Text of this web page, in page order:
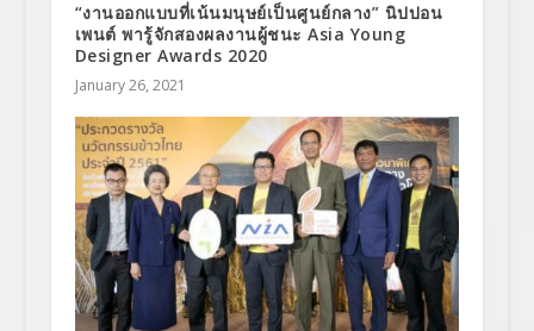
“งานออกแบบที่เน้นมนุษย์เป็นศูนย์กลาง” นิปปอน
เพนต์ พารู้จักสองผลงานผู้ชนะ Asia Young
Designer Awards 2020
January 26, 2021